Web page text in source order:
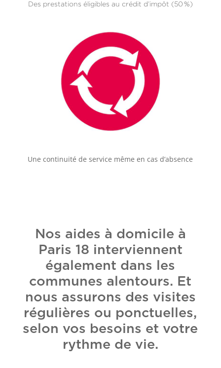
Des prestations éligibles au crédit d’impôt (50 %)
Une continuité de service même en cas d’absence
Nos aides à domicile à
Paris 18 interviennent
également dans les
communes alentours. Et
nous assurons des visites
régulières ou ponctuelles,
selon vos besoins et votre
rythme de vie.